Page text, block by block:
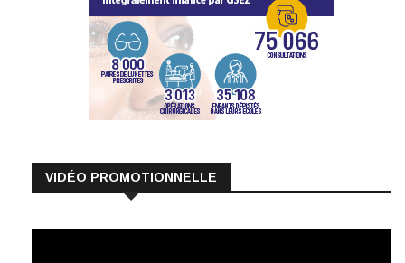
VIDÉO PROMOTIONNELLE